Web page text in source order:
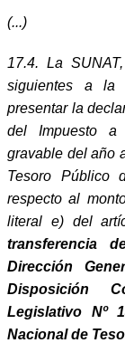
(...)
17.4. La
siguientes a la
presentar la
del Impuesto a
gravable del año
Tesoro Público
respecto al
literal e) del
transferencia
Dirección
Disposición
Legislativo Nº
Nacional de